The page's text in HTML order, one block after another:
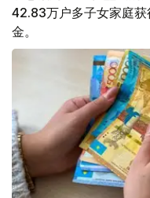
42.83万户多子女家庭
金。